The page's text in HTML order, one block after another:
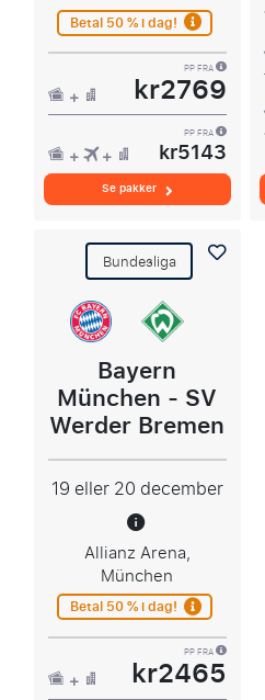
Betal 50 % i dag!
PP FRA
kr2769
PP FRA
kr5143
Se pakker
Bundesliga
Bayern
München - SV
Werder Bremen
19 eller 20 december
Allianz Arena,
München
Betal 50 % i dag!
PP FRA
kr2465